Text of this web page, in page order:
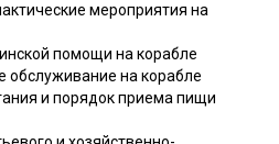
мероприятия на
помощи на корабле
обслуживание на корабле
и порядок приема пищи